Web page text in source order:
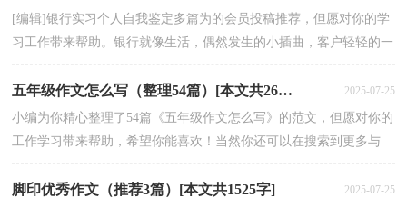
[编辑]银行实习个人自我鉴定多篇为的会员投稿推荐，但愿对你的学
习工作带来帮助。银行就像生活，偶然发生的小插曲，客户轻轻的一
五年级作文怎么写（整理54篇）[本文共26208字] 2025-07-25
小编为你精心整理了54篇《五年级作文怎么写》的范文，但愿对你的
工作学习带来帮助，希望你能喜欢！当然你还可以在搜索到更多与
脚印优秀作文（推荐3篇）[本文共1525字] 2025-07-25